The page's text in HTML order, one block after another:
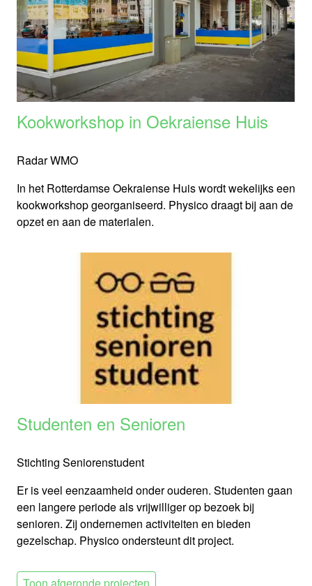
Kookworkshop in Oekraiense Huis
Radar WMO
In het Rotterdamse Oekraiense Huis wordt wekelijks een
kookworkshop georganiseerd. Physico draagt bij aan de
opzet en aan de materialen.
Studenten en Senioren
Stichting Seniorenstudent
Er is veel eenzaamheid onder ouderen. Studenten gaan
een langere periode als vrijwilliger op bezoek bij
senioren. Zij ondernemen activiteiten en bieden
gezelschap. Physico ondersteunt dit project.
Toon afgeronde projecten